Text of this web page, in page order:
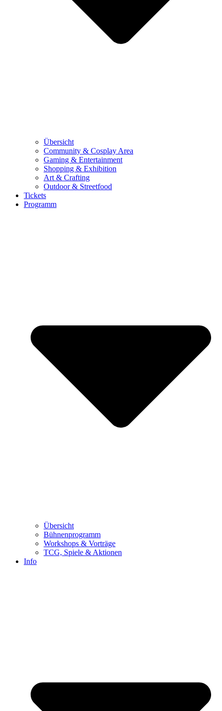
Übersicht
Community & Cosplay Area
Gaming & Entertainment
Shopping & Exhibition
Art & Crafting
Outdoor & Streetfood
Tickets
Programm
Übersicht
Bühnenprogramm
Workshops & Vorträge
TCG, Spiele & Aktionen
Info